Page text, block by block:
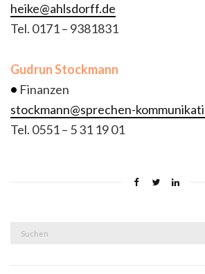
heike@ahlsdorff.de
Tel. 0171 – 9381831
GudrunStockmann
• Finanzen
stockmann@sprechen-
Tel. 0551 – 5 31 19 01